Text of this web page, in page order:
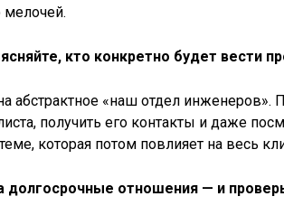
мелочей.
кто конкретно будет вести
абстрактное «наш отдел инженеров».
получить его контакты и даже
которая потом повлияет на весь
долгосрочные отношения — и